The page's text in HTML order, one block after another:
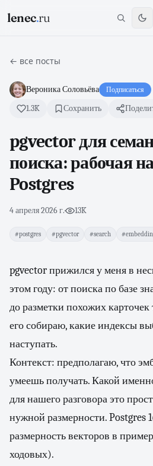
lenec.ru
← все посты
Вероника Соловьёва Подписаться
1.3K Сохранить
pgvector для
поиска: рабочая
Postgres
4 апреля 2026 г.· 13K
#postgres #pgvector #search
pgvector прижился у меня в
этом году: от поиска по базе
до разметки похожих карточек
его собираю, какие индексы
наступать.
Контекст: предполагаю, что
умеешь получать. Какой
для нашего разговора это
нужной размерности. Postgres
размерность векторов в
ходовых).